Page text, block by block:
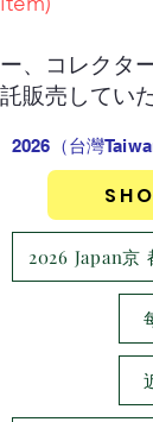
2026（台灣
S H
2026 Japan京
画家
ー、コレクタ
託販売してい